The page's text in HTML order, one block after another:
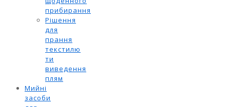
прибирання
Рішення
для
прання
текстилю
ти
виведення
плям
Мийні
засоби